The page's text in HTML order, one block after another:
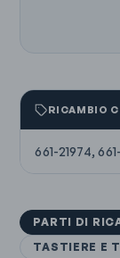
RICAMBIO
661-21974,
PARTI DI
TASTIERE E